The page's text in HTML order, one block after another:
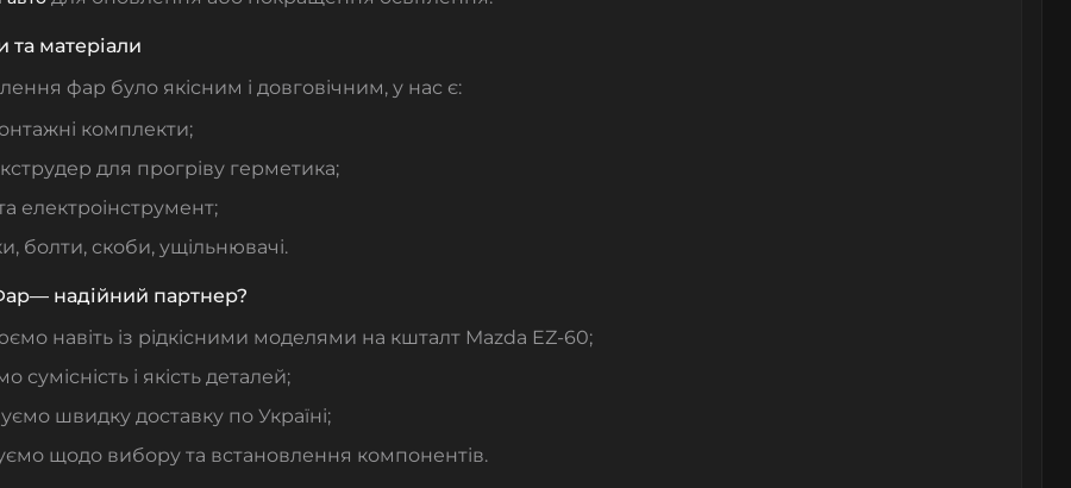
та матеріали
фар було якісним і довговічним, у нас є:
комплекти;
для прогріву герметика;
електроінструмент;
болти, скоби, ущільнювачі.
надійний партнер?
навіть із рідкісними моделями на кшталт Mazda EZ-60;
сумісність і якість деталей;
швидку доставку по Україні;
щодо вибору та встановлення компонентів.